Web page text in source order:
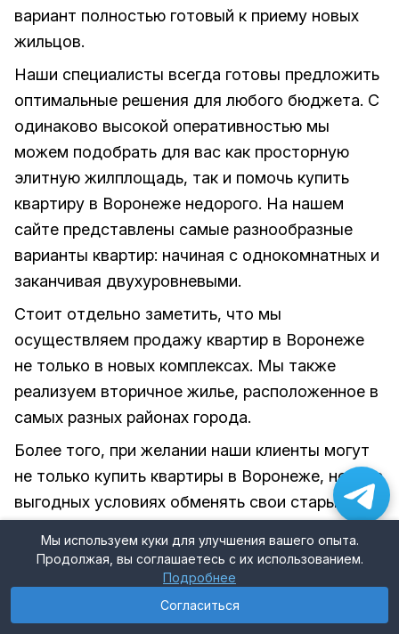
вариант полностью готовый к приему новых
жильцов.
Наши специалисты всегда готовы предложить
оптимальные решения для любого бюджета. С
одинаково высокой оперативностью мы
можем подобрать для вас как просторную
элитную жилплощадь, так и помочь купить
квартиру в Воронеже недорого. На нашем
сайте представлены самые разнообразные
варианты квартир: начиная с однокомнатных и
заканчивая двухуровневыми.
Стоит отдельно заметить, что мы
осуществляем продажу квартир в Воронеже
не только в новых комплексах. Мы также
реализуем вторичное жилье, расположенное в
самых разных районах города.
Более того, при желании наши клиенты могут
не только купить квартиры в Воронеже, но и на
выгодных условиях обменять свои старые
с доступными на сегодняшний день
вариантами готовых квартир вы можете
познакомиться в разделе “Вторичное жилье”.
Мы используем куки для улучшения вашего опыта.
Продолжая, вы соглашаетесь с их использованием.
Подробнее
Согласиться